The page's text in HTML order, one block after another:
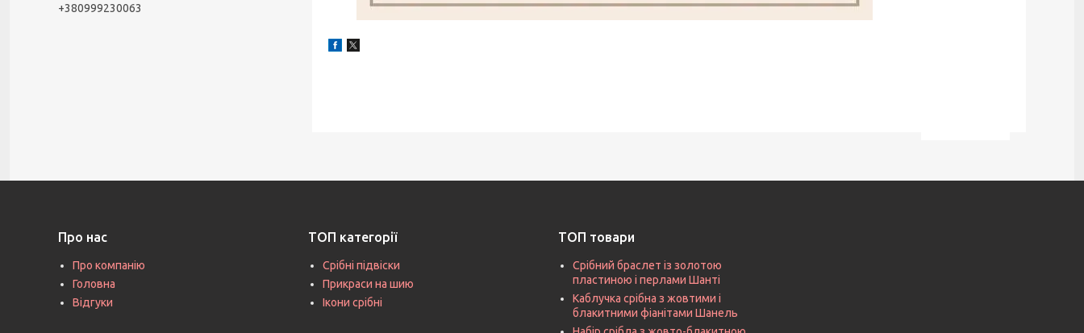
+380999230063
Про нас
Про компанію
Головна
Відгуки
ТОП категорії
Срібні підвіски
Прикраси на шию
Ікони срібні
ТОП товари
Срібний браслет із золотою
пластиною і перлами Шанті
Каблучка срібна з жовтими і
блакитними фіанітами Шанель